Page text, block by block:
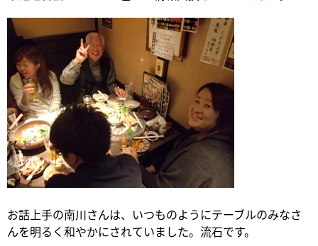
お話上手の南川さんは、いつものようにテーブルのみなさ
んを明るく和やかにされていました。流石です。